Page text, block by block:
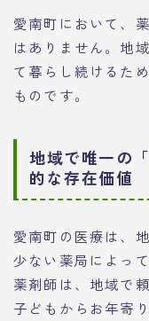
愛南町において、
はありません。地
て暮らし続けるた
ものです。
地域で唯一の
的な存在価値
愛南町の医療は、
少ない薬局によっ
薬剤師は、地域で
子どもからお年寄